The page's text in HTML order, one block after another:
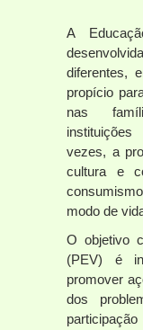
A
diferentes,
propício
nas
vezes, a
cultura e
modo de
O objetivo
(PEV) é
promover
dos